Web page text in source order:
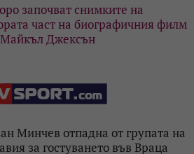
започват снимките на
част на биографичния филм
Майкъл Джексън
Минчев отпадна от групата на
за гостуването във Враца